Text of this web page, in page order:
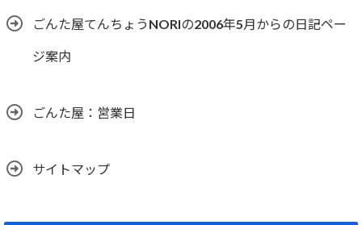
ごんた屋てんちょうNORIの2006年5月からの日記ペー
ジ案内
ごんた屋：営業日
サイトマップ